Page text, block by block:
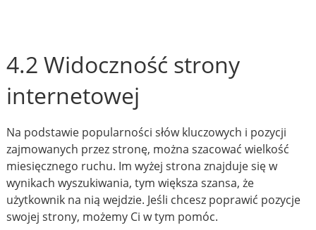
4.2 Widoczność strony
internetowej
Na podstawie popularności słów kluczowych i pozycji
zajmowanych przez stronę, można szacować wielkość
miesięcznego ruchu. Im wyżej strona znajduje się w
wynikach wyszukiwania, tym większa szansa, że
użytkownik na nią wejdzie. Jeśli chcesz poprawić pozycje
swojej strony, możemy Ci w tym pomóc.